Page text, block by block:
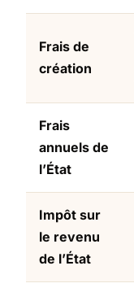
Frais de
création
Frais
annuels de
l’État
Impôt sur
le revenu
de l’État